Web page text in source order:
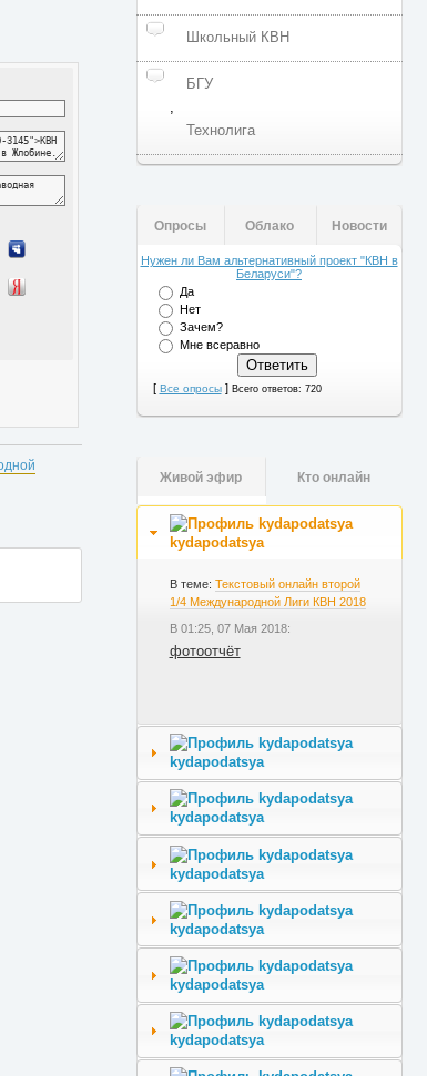
Школьный КВН
БГУ
,
Технолига
Опросы Облако Новости
Нужен ли Вам альтернативный проект "КВН в
Беларуси"?
Да
Нет
Зачем?
Мне всеравно
[ Все опросы] Всего ответов: 720
Живой эфир Кто онлайн
kydapodatsya
В теме: Текстовый онлайн второй
1/4 Международной Лиги КВН 2018
В 01:25, 07 Мая 2018:
фотоотчёт
kydapodatsya
kydapodatsya
kydapodatsya
kydapodatsya
kydapodatsya
kydapodatsya